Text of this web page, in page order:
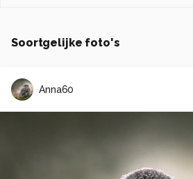
Soortgelijke foto's
Anna60